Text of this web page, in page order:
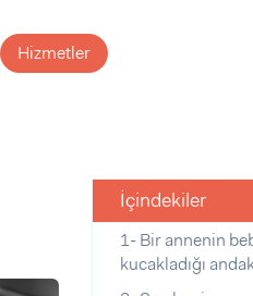
Hizmetler
İçindekiler
1- Bir annenin
kucakladığı